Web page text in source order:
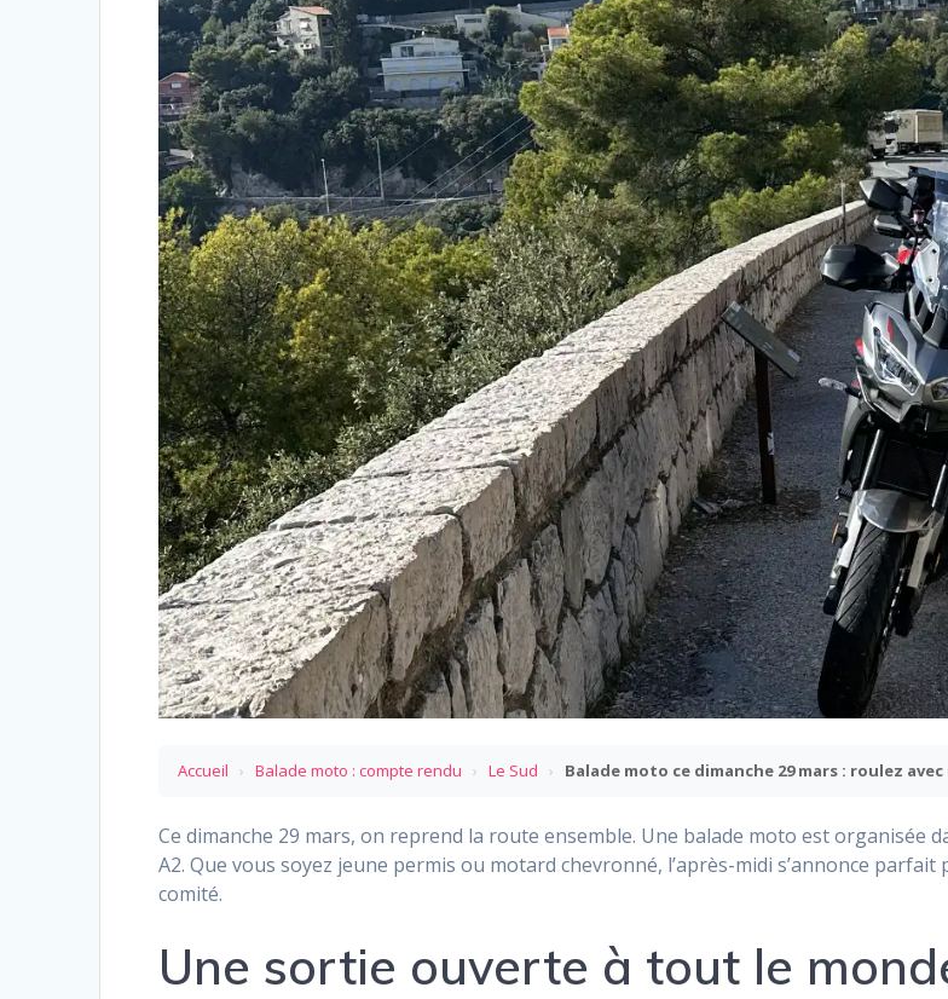
Accueil › Balade moto : compte rendu › Le Sud › Balade moto ce dimanche 29 mars : roulez
Ce dimanche 29 mars, on reprend la route ensemble. Une balade moto est organisée
A2. Que vous soyez jeune permis ou motard chevronné, l’après-midi s’annonce
comité.
Une sortie ouverte à tout le